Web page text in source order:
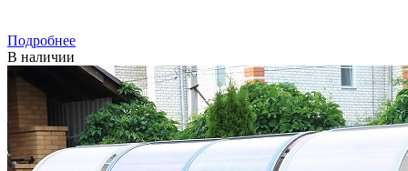
Подробнее
В наличии